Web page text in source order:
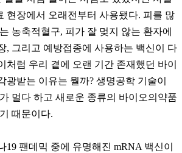
현장에서 오래전부터 사용됐다. 피를 많
농축적혈구, 피가 잘 멎지 않는 환자에
, 그리고 예방접종에 사용하는 백신이 다
처럼 우리 곁에 오랜 기간 존재했던 바이
광받는 이유는 뭘까? 생명공학 기술이
멀다 하고 새로운 종류의 바이오의약품
때문이다.
19 팬데믹 중에 유명해진 mRNA 백신이